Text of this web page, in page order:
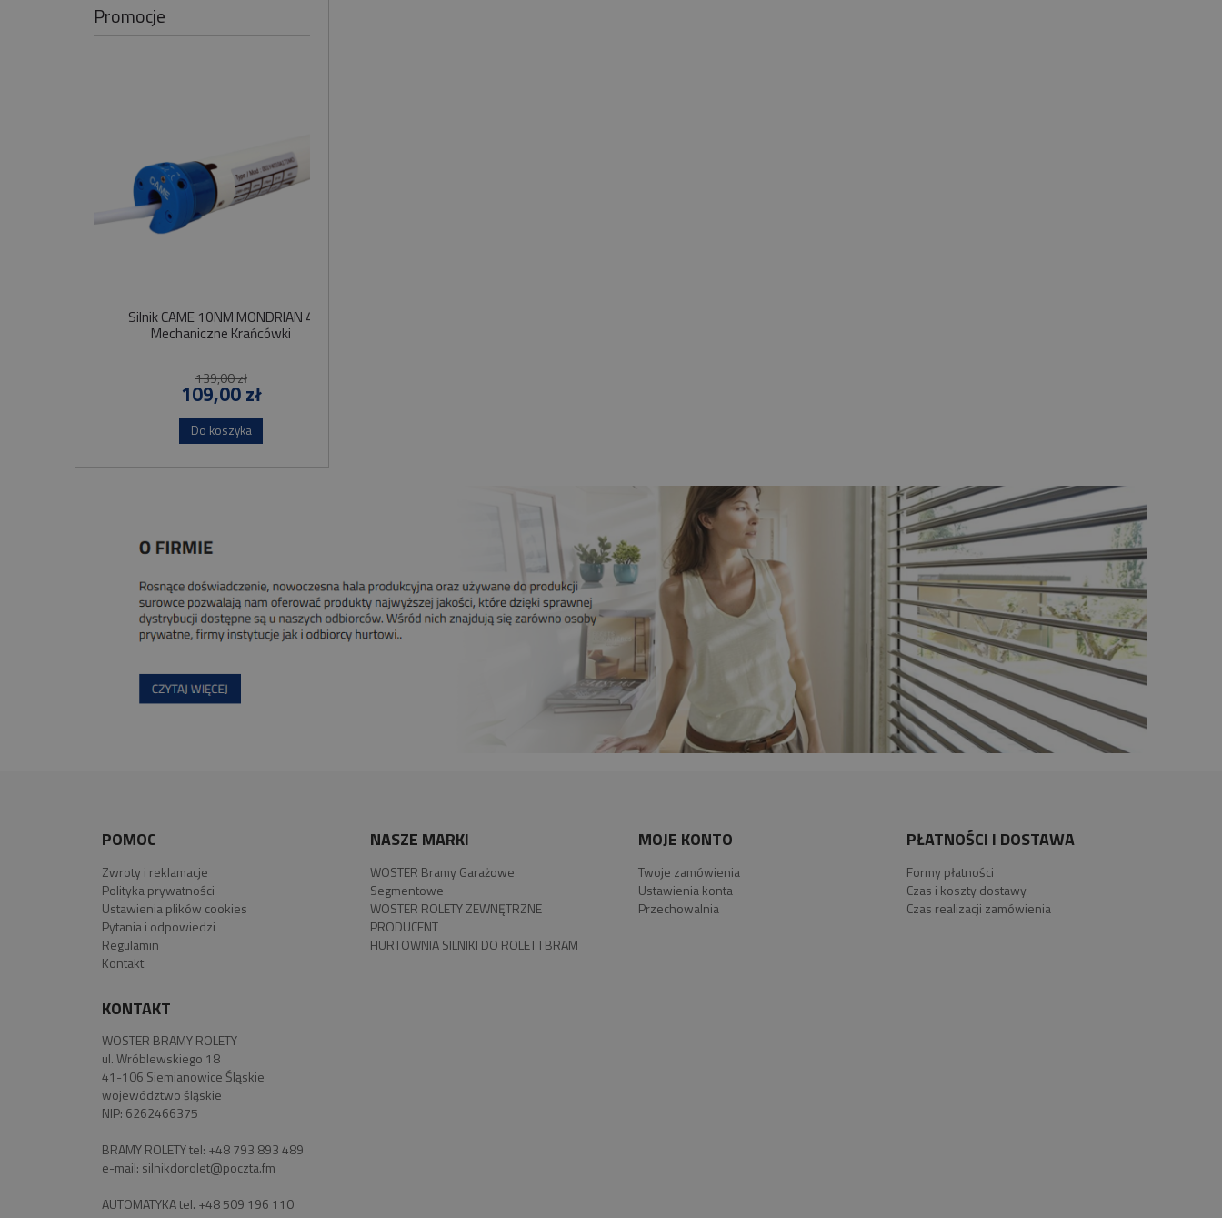
Promocje
Silnik CAME 10NM MONDRIAN 4
Mechaniczne Krańcówki
139,00 zł
109,00 zł
Do koszyka
POMOC
Zwroty i reklamacje
Polityka prywatności
Ustawienia plików cookies
Pytania i odpowiedzi
Regulamin
Kontakt
NASZE MARKI
WOSTER Bramy Garażowe
Segmentowe
WOSTER ROLETY ZEWNĘTRZNE
PRODUCENT
HURTOWNIA SILNIKI DO ROLET I BRAM
MOJE KONTO
Twoje zamówienia
Ustawienia konta
Przechowalnia
PŁATNOŚCI I DOSTAWA
Formy płatności
Czas i koszty dostawy
Czas realizacji zamówienia
KONTAKT
WOSTER BRAMY ROLETY
ul. Wróblewskiego 18
41-106 Siemianowice Śląskie
województwo śląskie
NIP: 6262466375
BRAMY ROLETY tel: +48 793 893 489
e-mail: silnikdorolet@poczta.fm
AUTOMATYKA tel. +48 509 196 110